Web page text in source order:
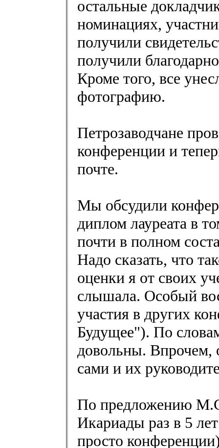
остальные
номинациях,
получили
получили
Кроме того, все
фотографию.
Петрозаводчане
конференции и
почте.
Мы обсудили
диплом лауреата в
почти в полном
Надо сказать, что
оценки я от своих
слышала. Особый
участия в других
Будущее"). По
довольны. Впрочем,
сами и их
По предложению
Икариады раз в 5
просто